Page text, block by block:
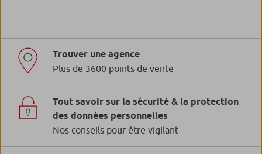
Trouver une agence
Plus de 3600 points de vente
Tout savoir sur la sécurité & la protection
des données personnelles
Nos conseils pour être vigilant